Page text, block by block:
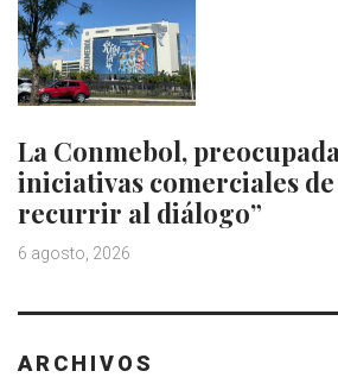
La Conmebol,
iniciativas comerciales de
recurrir al diálogo”
6 agosto, 2026
ARCHIVOS